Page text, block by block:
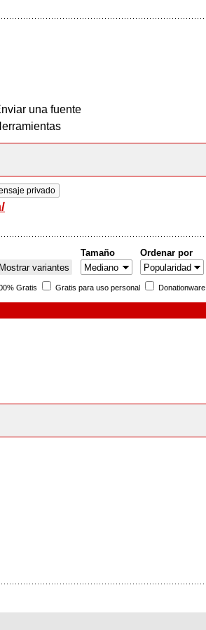
una fuente
privado
Mostrar variantes
Tamaño Ordenar por
Gratis Gratis para uso personal Donationware